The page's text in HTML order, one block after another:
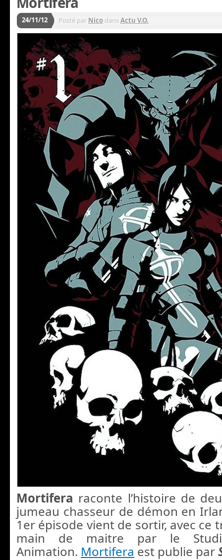
24/11/12 Posté par Nico dansActu V.O.
Mortifera raconte l’histoire de
jumeau chasseur de démon en
1er épisode vient de sortir, avec ce
main de maitre par le
Animation. Mortifera est publie par